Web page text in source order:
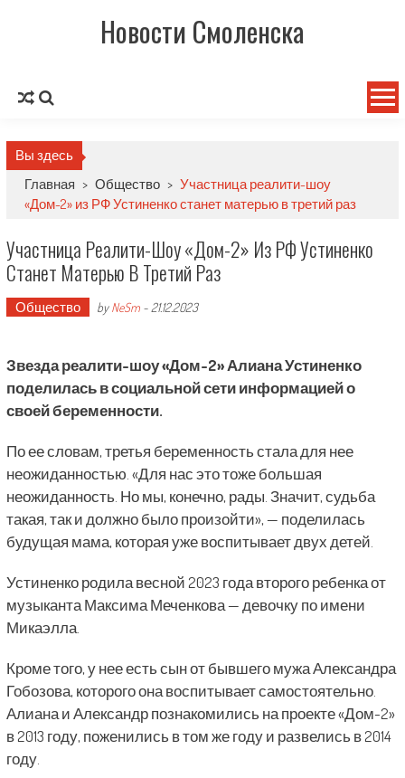
Новости Смоленска
Вы здесь
Главная > Общество > Участница реалити-шоу
«Дом-2» из РФ Устиненко станет матерью в третий раз
Участница Реалити-Шоу «Дом-2» Из РФ Устиненко
Станет Матерью В Третий Раз
Общество byNeSm- 21.12.2023
Звезда реалити-шоу «Дом-2» Алиана Устиненко
поделилась в социальной сети информацией о
своей беременности.
По ее словам, третья беременность стала для нее
неожиданностью. «Для нас это тоже большая
неожиданность. Но мы, конечно, рады. Значит, судьба
такая, так и должно было произойти», — поделилась
будущая мама, которая уже воспитывает двух детей.
Устиненко родила весной 2023 года второго ребенка от
музыканта Максима Меченкова — девочку по имени
Микаэлла.
Кроме того, у нее есть сын от бывшего мужа Александра
Гобозова, которого она воспитывает самостоятельно.
Алиана и Александр познакомились на проекте «Дом-2»
в 2013 году, поженились в том же году и развелись в 2014
году.